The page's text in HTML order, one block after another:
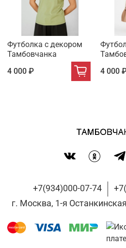
Футболка с декором
Тамбовчанка
4 000 ₽
4 000
+7(934)000-07-74
г. Москва, 1-я